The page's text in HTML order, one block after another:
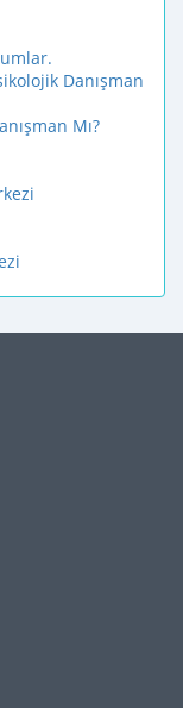
Danışman
Mı?